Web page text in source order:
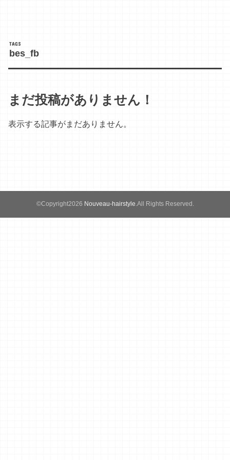
bes_fb
まだ投稿がありません！
表示する記事がまだありません。
©Copyright2026 Nouveau-hairstyle.All Rights Reserved.